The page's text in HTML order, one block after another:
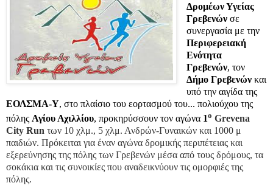
Δρομέων Υγείας
Γρεβενώνσε
συνεργασία με την
Περιφερειακή
Ενότητα
Γρεβενών, τον
Δήμο Γρεβενώνκαι
υπό την αιγίδα της
ΕΟΛΣΜΑ-Υ, στο πλαίσιο του εορτασμού του... πολιούχου της
πόλης Αγίου Αχιλλίου, προκηρύσσουν τον αγώνα 1ο Grevena
City Run των 10 χλμ., 5 χλμ. Ανδρών-Γυναικών και 1000 μ
παιδιών. Πρόκειται για έναν αγώνα δρομικής περιπέτειας και
εξερεύνησης της πόλης των Γρεβενών μέσα από τους δρόμους, τα
σοκάκια και τις συνοικίες που αναδεικνύουν τις ομορφιές της
πόλης.